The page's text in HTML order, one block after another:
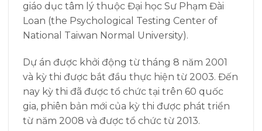
giáo dục tâm lý thuộc Đại học Sư Phạm Đài
Loan (the Psychological Testing Center of
National Taiwan Normal University).
Dự án được khởi động từ tháng 8 năm 2001
và kỳ thi được bắt đầu thực hiện từ 2003. Đến
nay kỳ thi đã được tổ chức tại trên 60 quốc
gia, phiên bản mới của kỳ thi được phát triển
từ năm 2008 và được tổ chức từ 2013.